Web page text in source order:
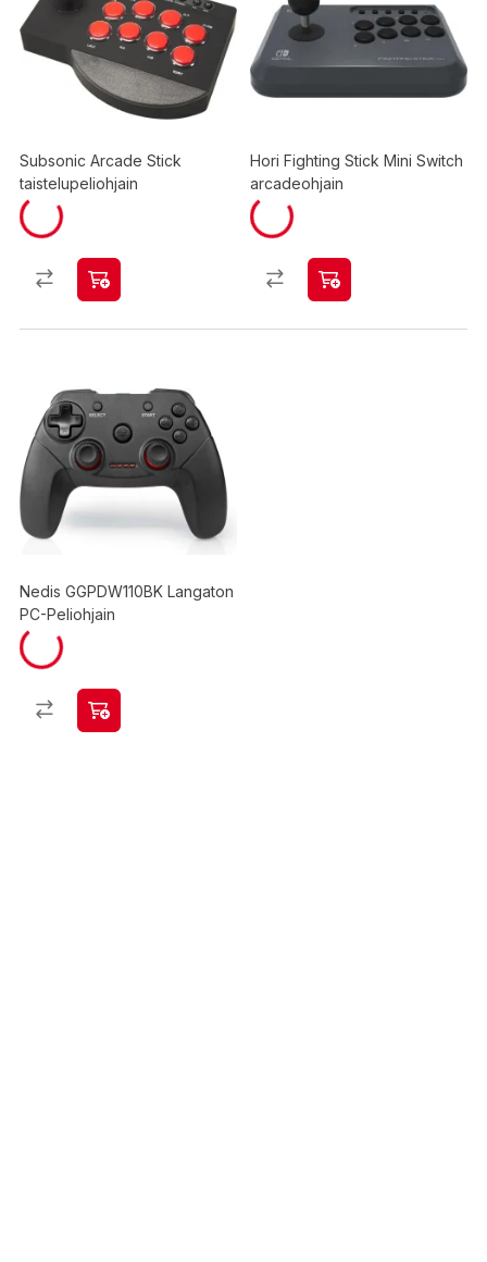
Subsonic Arcade Stick
taistelupeliohjain
Hori Fighting Stick Mini Switch
arcadeohjain
Nedis GGPDW110BK Langaton
PC-Peliohjain